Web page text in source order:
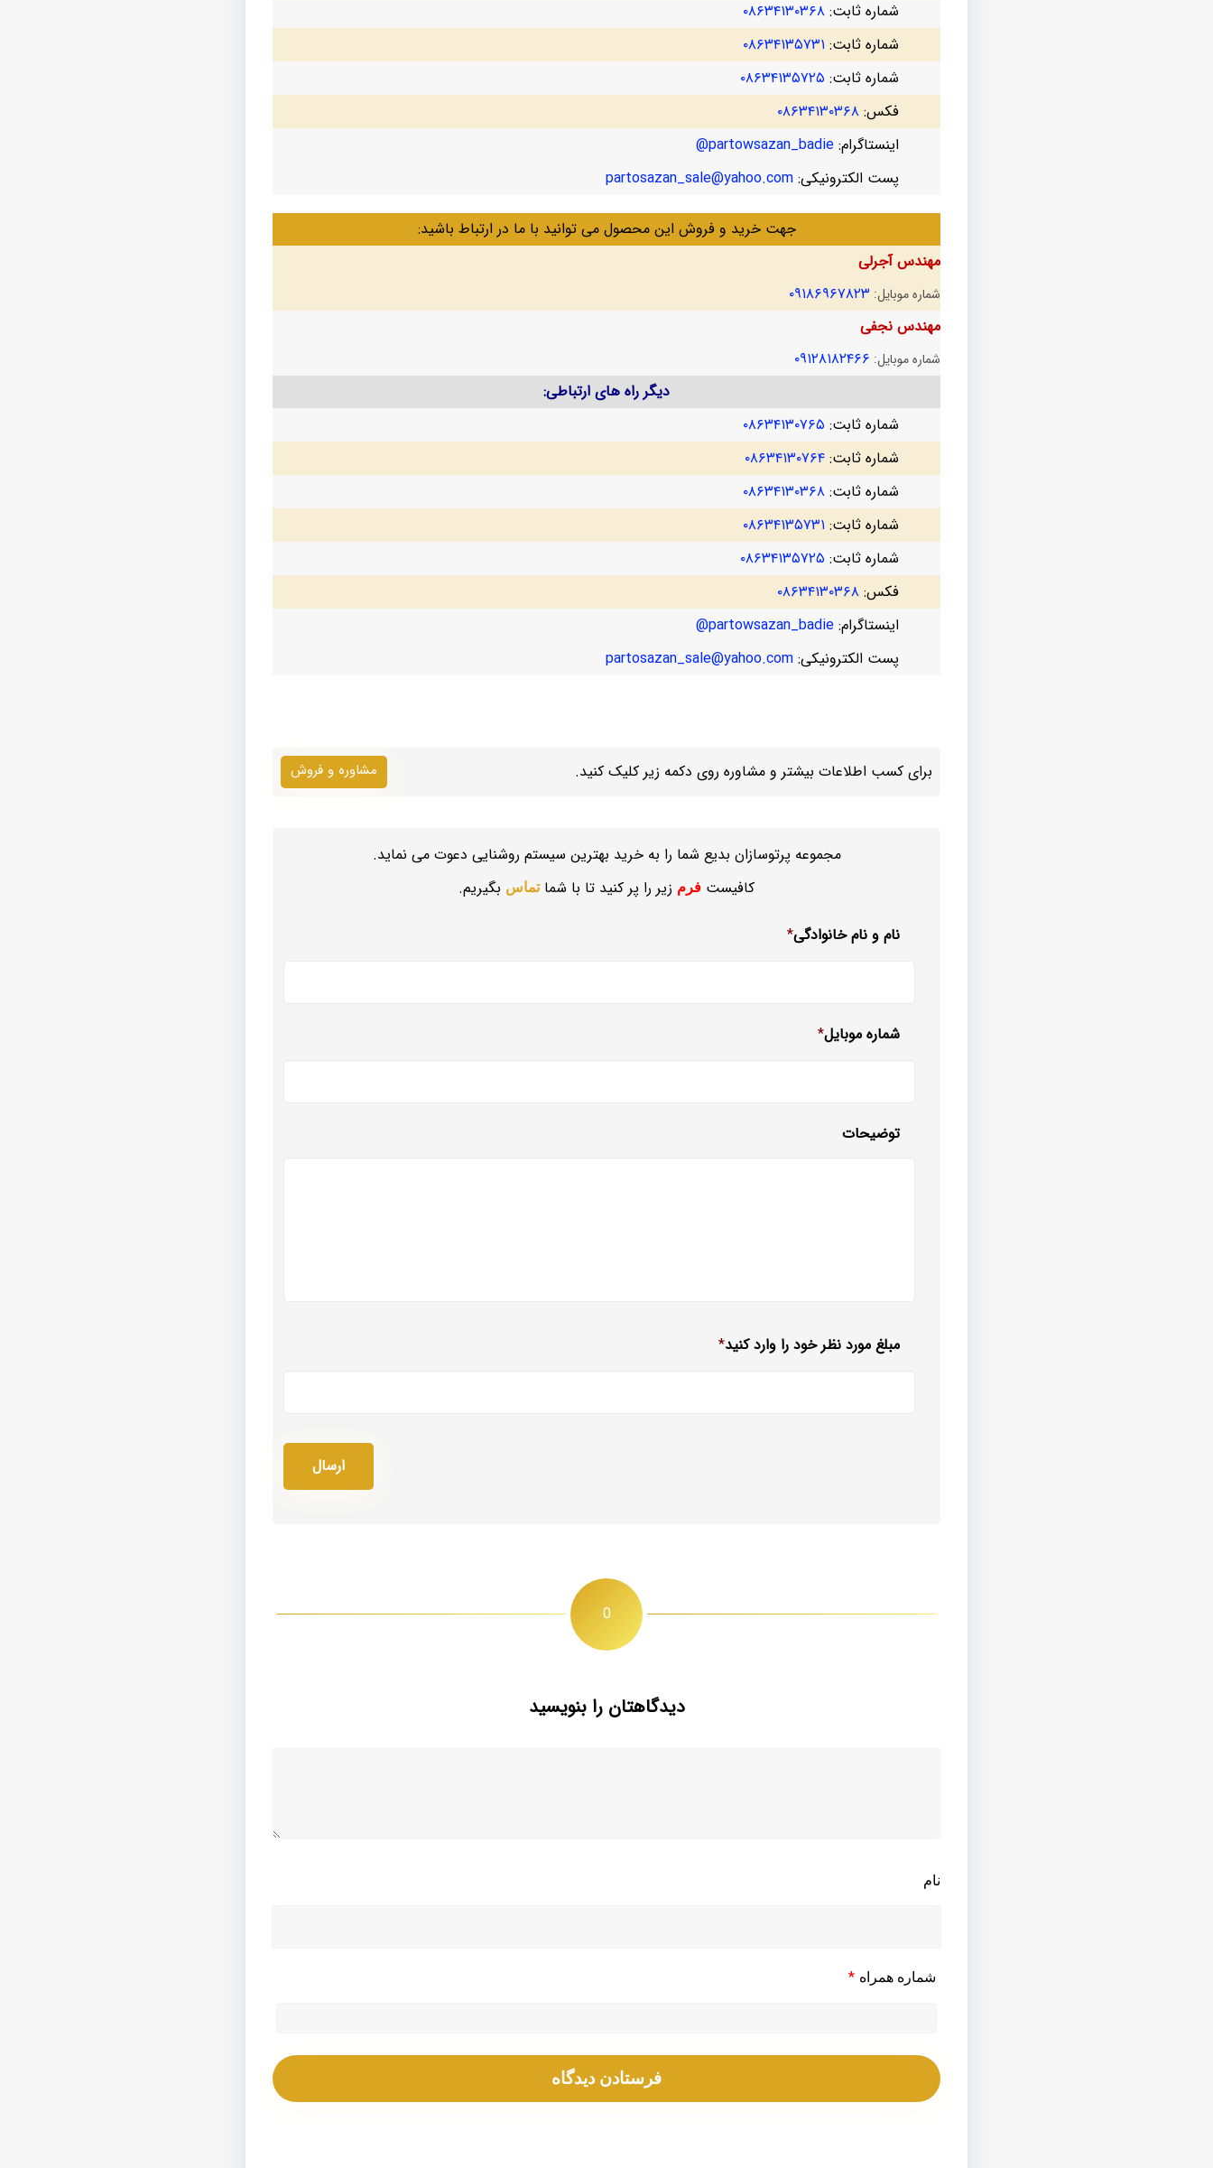
شماره ثابت: ۰۸۶۳۴۱۳۰۳۶۸
شماره ثابت: ۰۸۶۳۴۱۳۵۷۳۱
شماره ثابت: ۰۸۶۳۴۱۳۵۷۲۵
فکس: ۰۸۶۳۴۱۳۰۳۶۸
اینستاگرام: partowsazan_badie@
پست الکترونیکی: partosazan_sale@yahoo.com
جهت خرید و فروش این محصول می توانید با ما در ارتباط باشید:
مهندس آجرلی
شماره موبایل: ۰۹۱۸۶۹۶۷۸۲۳
مهندس نجفی
شماره موبایل: ۰۹۱۲۸۱۸۲۴۶۶
دیگر راه های ارتباطی:
شماره ثابت: ۰۸۶۳۴۱۳۰۷۶۵
شماره ثابت: ۰۸۶۳۴۱۳۰۷۶۴
شماره ثابت: ۰۸۶۳۴۱۳۰۳۶۸
شماره ثابت: ۰۸۶۳۴۱۳۵۷۳۱
شماره ثابت: ۰۸۶۳۴۱۳۵۷۲۵
فکس: ۰۸۶۳۴۱۳۰۳۶۸
اینستاگرام: partowsazan_badie@
پست الکترونیکی: partosazan_sale@yahoo.com
برای کسب اطلاعات بیشتر و مشاوره روی دکمه زیر کلیک کنید. مشاوره و فروش
مجموعه پرتوسازان بدیع شما را به خرید بهترین سیستم روشنایی دعوت می نماید.
کافیست فرم زیر را پر کنید تا با شماتماس بگیریم.
نام و نام خانوادگی*
شماره موبایل*
توضیحات
مبلغ مورد نظر خود را وارد کنید*
0
دیدگاهتان را بنویسید
نام
شماره همراه *